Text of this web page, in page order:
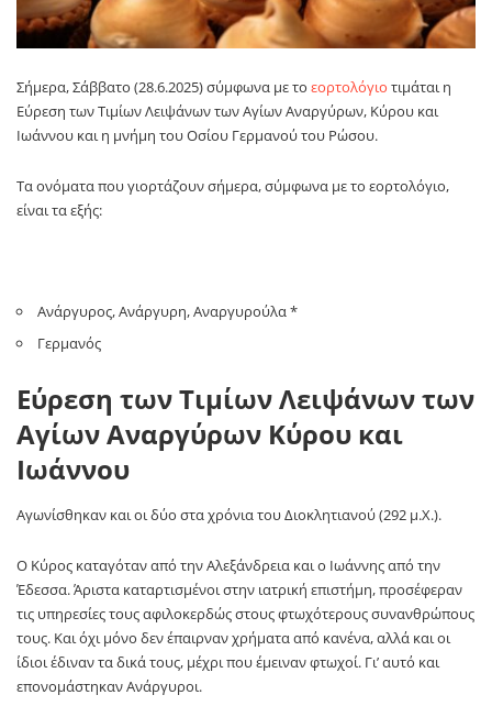
Σήμερα, Σάββατο (28.6.2025) σύμφωνα με το εορτολόγιο τιμάται η
Εύρεση των Τιμίων Λειψάνων των Αγίων Αναργύρων, Κύρου και
Ιωάννου και η μνήμη του Οσίου Γερμανού του Ρώσου.
Τα ονόματα που γιορτάζουν σήμερα, σύμφωνα με το εορτολόγιο,
είναι τα εξής:
Ανάργυρος, Ανάργυρη, Αναργυρούλα *
Γερμανός
Εύρεση των Τιμίων Λειψάνων των
Αγίων Αναργύρων Κύρου και
Ιωάννου
Αγωνίσθηκαν και οι δύο στα χρόνια του Διοκλητιανού (292 μ.Χ.).
Ο Κύρος καταγόταν από την Αλεξάνδρεια και ο Ιωάννης από την
Έδεσσα. Άριστα καταρτισμένοι στην ιατρική επιστήμη, προσέφεραν
τις υπηρεσίες τους αφιλοκερδώς στους φτωχότερους συνανθρώπους
τους. Και όχι μόνο δεν έπαιρναν χρήματα από κανένα, αλλά και οι
ίδιοι έδιναν τα δικά τους, μέχρι που έμειναν φτωχοί. Γι’ αυτό και
επονομάστηκαν Ανάργυροι.